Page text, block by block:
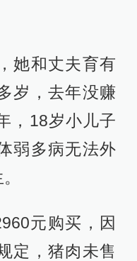
她和丈夫育有
岁，去年没赚
，18岁小儿子
弱多病无法外
元购买，因
定，猪肉未售